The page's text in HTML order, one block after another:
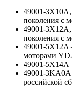
49001-3X10A,
поколения с
49001-3X12A,
поколения с
49001-5X12A
моторами
49001-5X14A
49001-3KA0A
российской